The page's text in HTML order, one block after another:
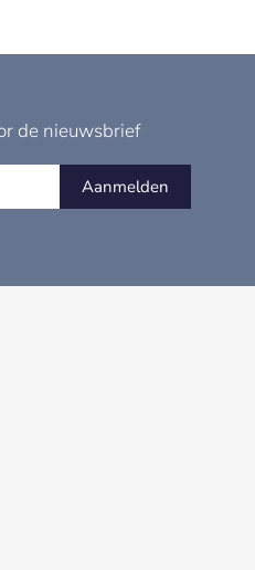
de nieuwsbrief
Aanmelden